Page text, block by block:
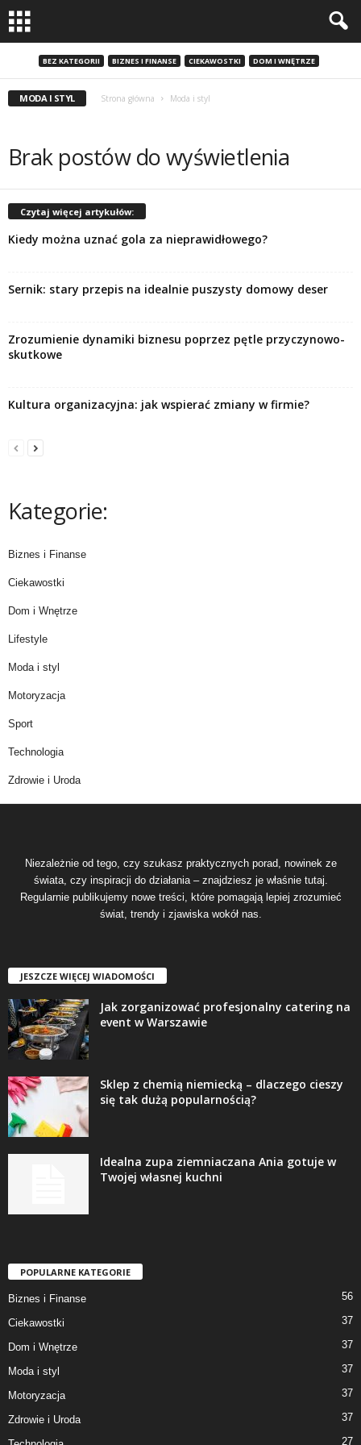
BEZ KATEGORII BIZNES I FINANSE CIEKAWOSTKI DOM I WNĘTRZE
MODA I STYL Strona główna Moda i styl
Brak postów do wyświetlenia
Czytaj więcej artykułów:
Kiedy można uznać gola za nieprawidłowego?
Sernik: stary przepis na idealnie puszysty domowy deser
Zrozumienie dynamiki biznesu poprzez pętle przyczynowo-
skutkowe
Kultura organizacyjna: jak wspierać zmiany w firmie?
Kategorie:
Biznes i Finanse
Ciekawostki
Dom i Wnętrze
Lifestyle
Moda i styl
Motoryzacja
Sport
Technologia
Zdrowie i Uroda
Niezależnie od tego, czy szukasz praktycznych porad, nowinek ze
świata, czy inspiracji do działania – znajdziesz je właśnie tutaj.
Regularnie publikujemy nowe treści, które pomagają lepiej zrozumieć
świat, trendy i zjawiska wokół nas.
JESZCZE WIĘCEJ WIADOMOŚCI
Jak zorganizować profesjonalny catering na
event w Warszawie
Sklep z chemią niemiecką – dlaczego cieszy
się tak dużą popularnością?
Idealna zupa ziemniaczana Ania gotuje w
Twojej własnej kuchni
POPULARNE KATEGORIE
Biznes i Finanse 56
Ciekawostki 37
Dom i Wnętrze 37
Moda i styl 37
Motoryzacja 37
Zdrowie i Uroda 37
27